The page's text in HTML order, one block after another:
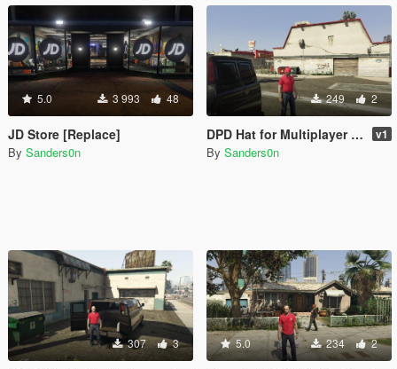
5.0 3 993 48
JD Store [Replace]
By Sanders0n
249 2
DPD Hat for Multiplayer Ped v1
By Sanders0n
307 3 5.0 234 2